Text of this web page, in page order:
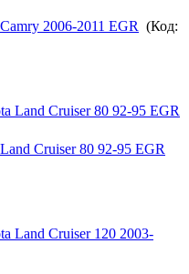
2006-2011 EGR (Код:
Cruiser 80 92-95 EGR